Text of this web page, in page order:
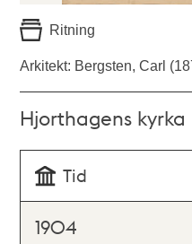
Ritning
Arkitekt: Bergsten, Carl
Hjorthagens kyrka
Tid
1904